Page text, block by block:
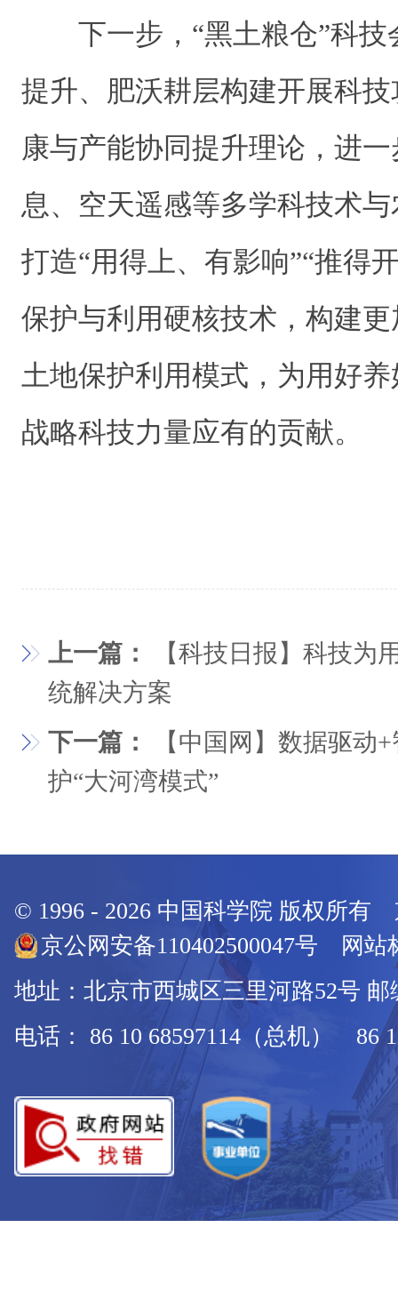
下一步，“黑土粮仓”科技
提升、肥沃耕层构建开展科
康与产能协同提升理论，进
息、空天遥感等多学科技术
打造“用得上、有影响”“推得
保护与利用硬核技术，构建
土地保护利用模式，为用好
战略科技力量应有的贡献。
上一篇：
【科技日报】科技为
统解决方案
下一篇：
【中国网】数据驱动
护“大河湾模式”
© 1996 - 2026 中国科学院 版权所有
京公网安备110402500047号 网站
地址：北京市西城区三里河路52号 邮
电话： 86 10 68597114（总机） 86